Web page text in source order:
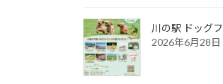
川の駅 ドッグ
2026年6月28日